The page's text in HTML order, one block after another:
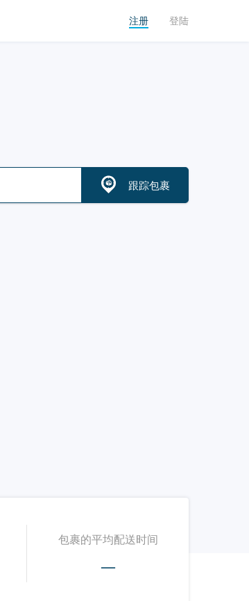
注册 登陆
跟踪包裹
包裹的平均配送时间
—